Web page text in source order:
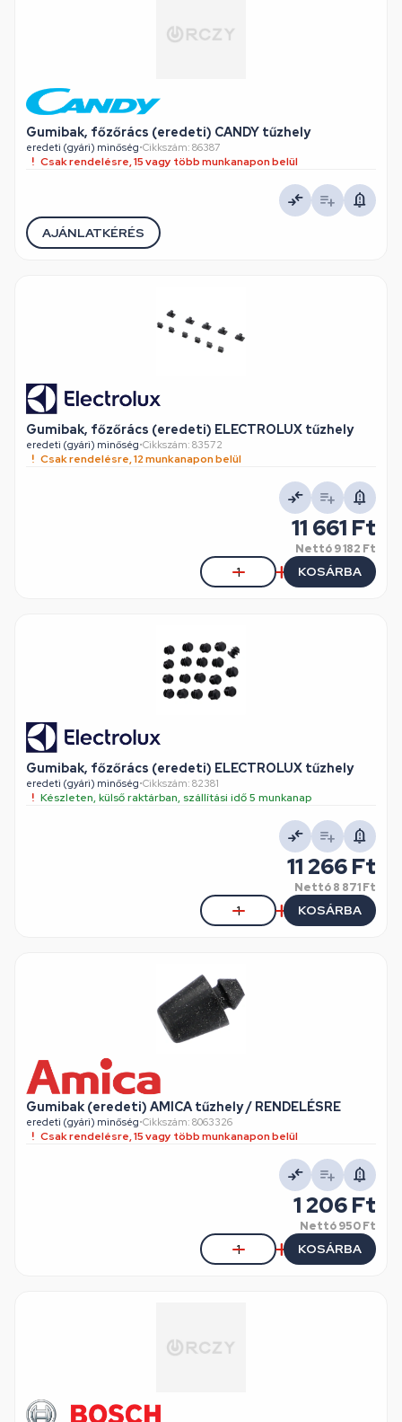
Gumibak, főzőrács (eredeti) CANDY tűzhely
eredeti (gyári) minőség•Cikkszám: 86387
Csak rendelésre, 15 vagy több munkanapon belül
AJÁNLATKÉRÉS
Gumibak, főzőrács (eredeti) ELECTROLUX tűzhely
eredeti (gyári) minőség•Cikkszám: 83572
Csak rendelésre, 12 munkanapon belül
11 661 Ft
Nettó9 182 Ft
KOSÁRBA
Gumibak, főzőrács (eredeti) ELECTROLUX tűzhely
eredeti (gyári) minőség•Cikkszám: 82381
Készleten, külső raktárban, szállítási idő 5 munkanap
11 266 Ft
Nettó8 871 Ft
KOSÁRBA
Gumibak (eredeti) AMICA tűzhely / RENDELÉSRE
eredeti (gyári) minőség•Cikkszám: 8063326
Csak rendelésre, 15 vagy több munkanapon belül
1 206 Ft
Nettó950 Ft
KOSÁRBA